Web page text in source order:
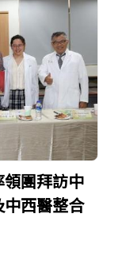
團拜訪中
西醫整合